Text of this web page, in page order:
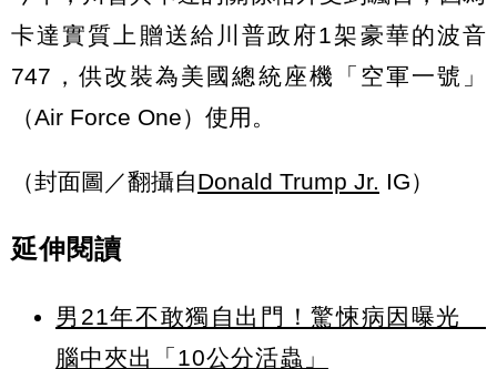
卡達實質上贈送給川普政府1架豪華的波音
747，供改裝為美國總統座機「空軍一號」
（Air Force One）使用。
（封面圖／翻攝自Donald Trump Jr. IG）
延伸閱讀
男21年不敢獨自出門！驚悚病因曝光
腦中夾出「10公分活蟲」